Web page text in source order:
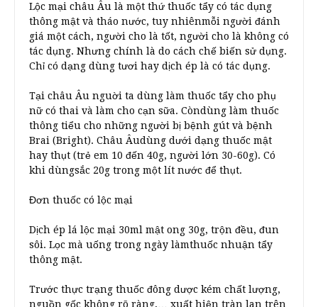
Lộc mại châu Âu là một thứ thuốc tẩy có tác dụng
thông mật và tháo nước, tuy nhiênmỗi người đánh
giá một cách, người cho là tốt, người cho là không có
tác dụng. Nhưng chính là do cách chế biến sử dụng.
Chỉ có dạng dùng tươi hay dịch ép là có tác dụng.
Tại châu Âu nguời ta dùng làm thuốc tẩy cho phụ
nữ có thai và làm cho cạn sữa. Còndùng làm thuốc
thông tiểu cho những người bị bệnh gút và bệnh
Brai (Bright). Châu Âudùng dưới dạng thuốc mật
hay thụt (trẻ em 10 đến 40g, người lớn 30-60g). Có
khi dùngsắc 20g trong một lít nước để thụt.
Đơn thuốc có lộc mại
Dịch ép lá lộc mại 30ml mật ong 30g, trộn đều, đun
sôi. Lọc mà uống trong ngày làmthuốc nhuận tẩy
thông mật.
Trước thực trạng thuốc đông dược kém chất lượng,
nguồn gốc không rõ ràng,… xuất hiện tràn lan trên